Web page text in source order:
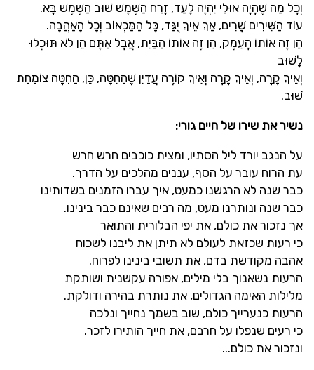
וְכָל מַה שֶׁהָיָה אוּלַי יִהְיֶה לָעַד, זָרַח הַשֶּׁמֶשׁ שׁוּב הַשֶּׁמֶשׁ בָּא.
עוֹד הַשִּׁירִים שָׁרִים, אַךְ אֵיךְ יֻגַּד, כָּל הַמַּכְאוֹב וְכָל הָאַהֲבָה.
הֵן זֶה אוֹתוֹ הָעֵמֶק, הֵן זֶה אוֹתוֹ הַבַּיִת, אֲבָל אַתֶּם הֵן לֹא תּוּכְלוּ
לָשׁוּב
וְאֵיךְ קָרָה, וְאֵיךְ קָרָה וְאֵיךְ קוֹרֶה עֲדַיִן שֶׁהַחִטָּה, כֵּן, הַחִטָּה צוֹמַחַת
שׁוּב.
נשיר את שירו של חיים גורי:
על הנגב יורד ליל הסתיו, ומצית כוכבים חרש חרש
עת הרוח עובר על הסף, עננים מהלכים על הדרך.
כבר שנה לא הרגשנו כמעט, איך עברו הזמנים בשדותינו
כבר שנה ונותרנו מעט, מה רבים שאינם כבר בינינו.
אך נזכור את כולם, את יפי הבלורית והתואר
כי רעות שכזאת לעולם לא תיתן את ליבנו לשכוח
אהבה מקודשת בדם, את תשובי בינינו לפרוח.
הרעות נשאנוך בלי מילים, אפורה עקשנית ושותקת
מלילות האימה הגדולים, את נותרת בהירה ודולקת.
הרעות כנערייך כולם, שוב בשמך נחייך ונלכה
כי רעים שנפלו על חרבם, את חייך הותירו לזכר.
ונזכור את כולם...